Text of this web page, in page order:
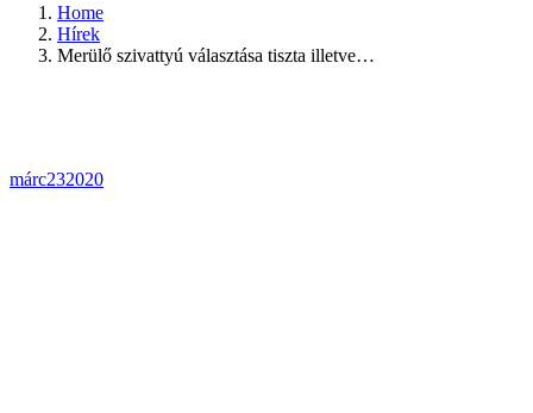
Home
Hírek
Merülő szivattyú választása tiszta illetve…
márc232020